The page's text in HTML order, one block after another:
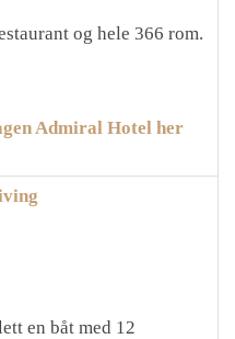
og hele 366 rom.
Admiral Hotel her
en båt med 12